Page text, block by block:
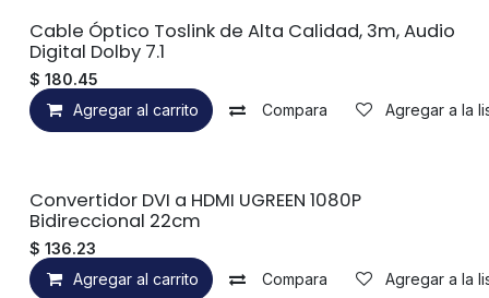
Cable Óptico Toslink de Alta Calidad, 3m, Audio
Digital Dolby 7.1
$ 180.45
Agregar al carrito
Compara Agregar a la
Convertidor DVI a HDMI UGREEN 1080P
Bidireccional 22cm
$ 136.23
Agregar al carrito
Compara Agregar a la